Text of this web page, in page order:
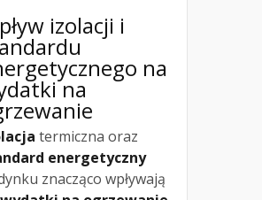
izolacji i
na
na
termiczna oraz
energetyczny
znacząco wpływają